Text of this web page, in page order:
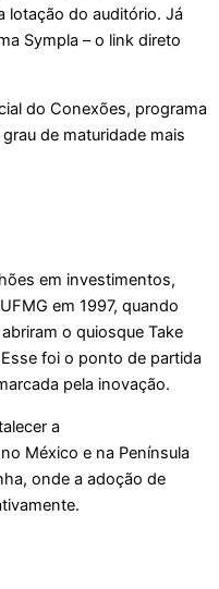
lotação do auditório. Já
Sympla – o link direto
do Conexões, programa
de maturidade mais
em investimentos,
em 1997, quando
o quiosque Take
foi o ponto de partida
pela inovação.
a
México e na Península
onde a adoção de